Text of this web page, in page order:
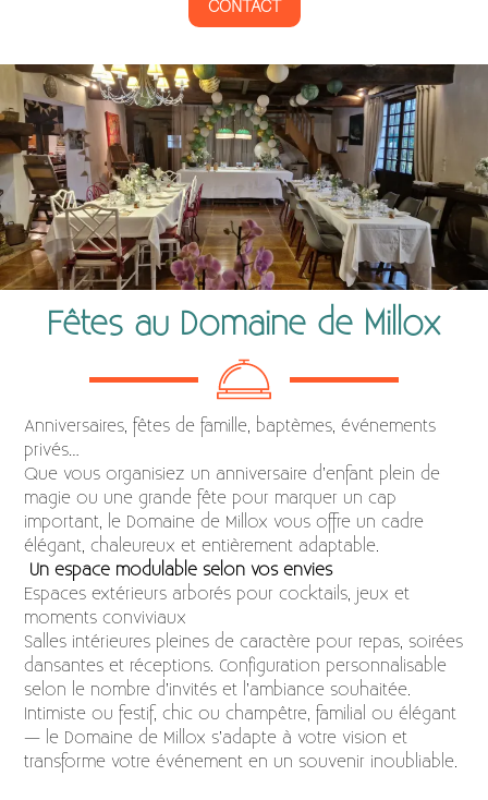
CONTACT
Fêtes au Domaine de Millox
Anniversaires, fêtes de famille, baptèmes, événements
privés…
Que vous organisiez un anniversaire d’enfant plein de
magie ou une grande fête pour marquer un cap
important, le Domaine de Millox vous offre un cadre
élégant, chaleureux et entièrement adaptable.
Un espace modulable selon vos envies
Espaces extérieurs arborés pour cocktails, jeux et
moments conviviaux
Salles intérieures pleines de caractère pour repas, soirées
dansantes et réceptions. Configuration personnalisable
selon le nombre d’invités et l’ambiance souhaitée.
Intimiste ou festif, chic ou champêtre, familial ou élégant
— le Domaine de Millox s’adapte à votre vision et
transforme votre événement en un souvenir inoubliable.